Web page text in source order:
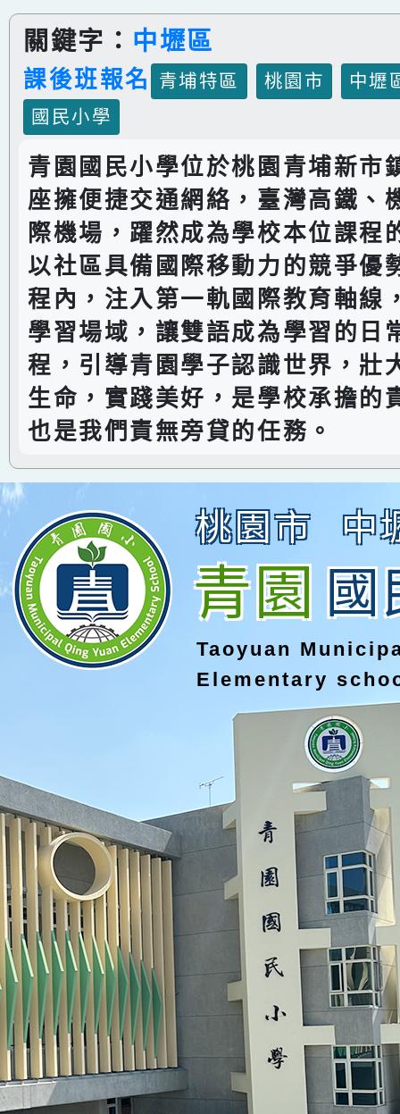
關鍵字： 中壢區
課後班報名 青埔特區 桃園市
中壢
國民小學
青園國民小學位於桃園青埔新市
座擁便捷交通網絡，臺灣高鐵、
際機場，躍然成為學校本位課程
以社區具備國際移動力的競爭優
程內，注入第一軌國際教育軸線
學習場域，讓雙語成為學習的日
程，引導青園學子認識世界，壯
生命，實踐美好，是學校承擔的
也是我們責無旁貸的任務。
桃園市 中
青園國
Taoyuan
Elementary